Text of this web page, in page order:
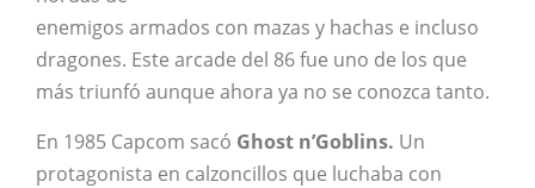
enemigos armados con mazas y hachas e incluso
dragones. Este arcade del 86 fue uno de los que
más triunfó aunque ahora ya no se conozca tanto.
En 1985 Capcom sacó Ghost n’Goblins. Un
protagonista en calzoncillos que luchaba con